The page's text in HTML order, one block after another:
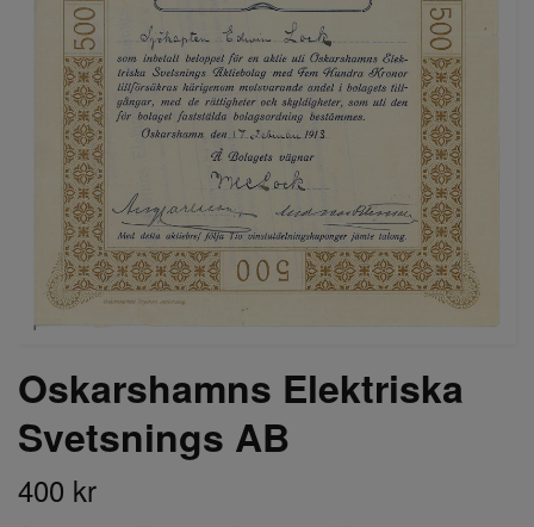
Oskarshamns Elektriska
Svetsnings AB
400 kr